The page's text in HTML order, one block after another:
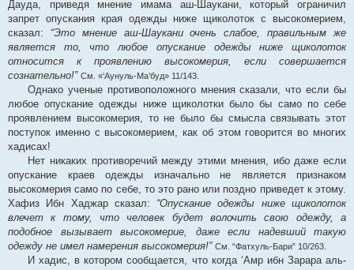
Дауда, приведя мнение имама аш-Шаукани, который ограничил
запрет опускания края одежды ниже щиколоток с высокомерием,
сказал: “Это мнение аш-Шаукани очень слабое, правильным же
является то, что любое опускание одежды ниже щиколоток
относится к проявлению высокомерия, если совершается
сознательно!” См. «‘Аунуль-Ма’буд» 11/143.
Однако ученые противоположного мнения сказали, что если бы
любое опускание одежды ниже щиколотки было бы само по себе
проявлением высокомерия, то не было бы смысла связывать этот
поступок именно с высокомерием, как об этом говорится во многих
хадисах!
Нет никаких противоречий между этими мнения, ибо даже если
опускание краев одежды изначально не является признаком
высокомерия само по себе, то это рано или поздно приведет к этому.
Хафиз Ибн Хаджар сказал: “Опускание одежды ниже щиколоток
влечет к тому, что человек будет волочить свою одежду, а
подобное вызывает высокомерие, даже если надевший такую
одежду не имел намерения высокомерия!” См. “Фатхуль-Бари” 10/263.
И хадис, в котором сообщается, что когда ‘Амр ибн Зарара аль-